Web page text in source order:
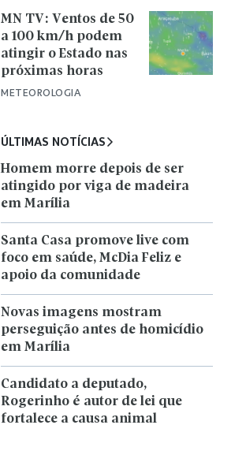
METEOROLOGIA
MN TV: Ventos de 50
a 100 km/h podem
atingir o Estado nas
próximas horas
ÚLTIMAS NOTÍCIAS
Homem morre depois de ser
atingido por viga de madeira
em Marília
Santa Casa promove live com
foco em saúde, McDia Feliz e
apoio da comunidade
Novas imagens mostram
perseguição antes de homicídio
em Marília
Candidato a deputado,
Rogerinho é autor de lei que
fortalece a causa animal